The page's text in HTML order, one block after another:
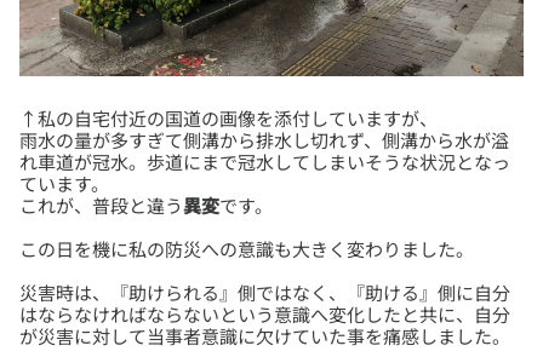
↑私の自宅付近の国道の画像を添付していますが、
雨水の量が多すぎて側溝から排水し切れず、側溝から水が溢
れ車道が冠水。歩道にまで冠水してしまいそうな状況となっ
ています。
これが、普段と違う異変
災害時は、『助けられる』側ではなく、『助ける』側に自分
はならなければならないという意識へ変化したと共に、自分